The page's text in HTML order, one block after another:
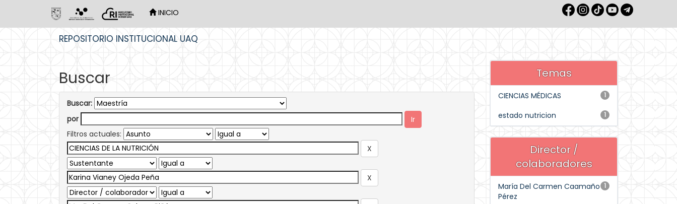
INICIO
REPOSITORIO INSTITUCIONAL UAQ
Buscar
Buscar:
por
Filtros actuales:
Temas
1
CIENCIAS MÉDICAS
1
estado nutricion
Director /
colaboradores
1
María Del Carmen Caamaño
Pérez